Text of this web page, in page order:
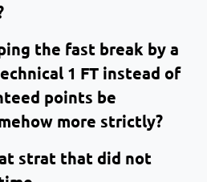
the fast break by a
1 FT instead of
points be
more strictly?
strat that did not